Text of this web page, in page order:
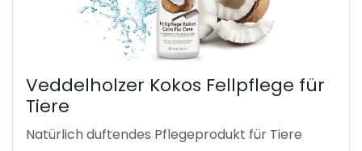
Veddelholzer Kokos Fellpflege für
Tiere
Natürlich duftendes Pflegeprodukt für Tiere